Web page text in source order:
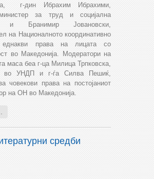
г-дин Ибрахим Ибрахими,
за труд и социјална
и Бранимир Јовановски,
на Националното координативно
права на лицата со
во Македонија. Модератори на
маса беа г-ца Милица Трпковска,
во УНДП и г-ѓа Силва Пешиќ,
човекови права на постојаниот
на ОН во Македонија.
средби